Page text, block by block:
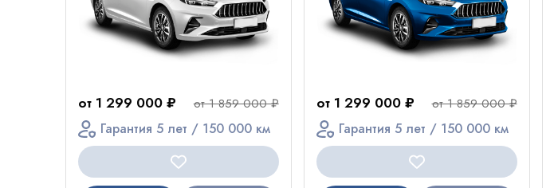
от 1 299 000 ₽ от 1 859 000 ₽
Гарантия 5 лет / 150 000 км
от 1 299 000 ₽ от 1 859 000 ₽
Гарантия 5 лет / 150 000 км